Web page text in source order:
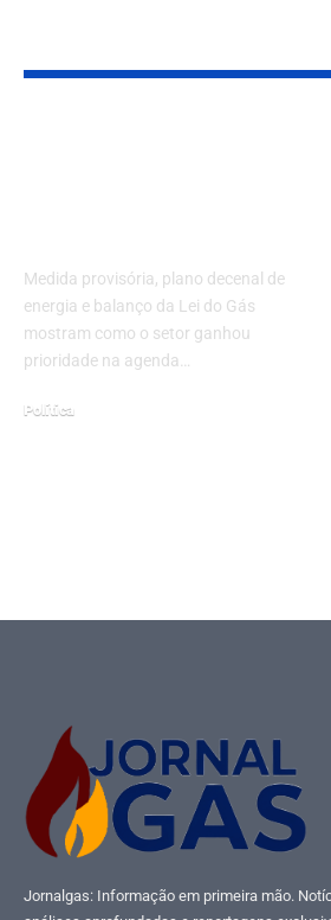
Medida provisória, plano decenal de
energia e balanço da Lei do Gás
mostram como o setor ganhou
prioridade na agenda…
Política
Jornalgas: Informação em primeira mão.